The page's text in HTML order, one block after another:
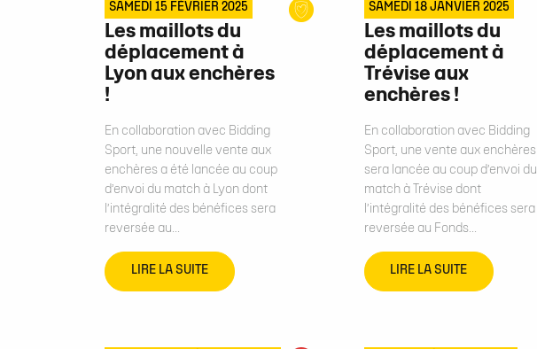
SAMEDI 15 FÉVRIER 2025
Les maillots du
déplacement à
Lyon aux enchères
!
En collaboration avec Bidding
Sport, une nouvelle vente aux
enchères a été lancée au coup
d’envoi du match à Lyon dont
l’intégralité des bénéfices sera
reversée au...
LIRE LA SUITE
SAMEDI 18 JANVIER 2025
Les maillots du
déplacement à
Trévise aux
enchères !
En collaboration avec Bidding
Sport, une vente aux enchères
sera lancée au coup d’envoi du
match à Trévise dont
l’intégralité des bénéfices sera
reversée au Fonds...
LIRE LA SUITE